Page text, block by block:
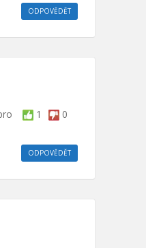
ODPOVĚDĚT
1 0
ODPOVĚDĚT